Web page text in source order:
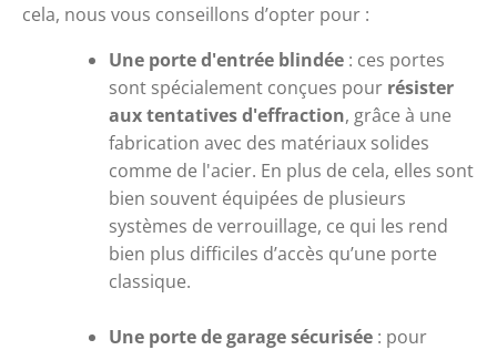
cela, nous vous conseillons d’opter pour :
Une porte d'entrée blindée : ces portes
sont spécialement conçues pour résister
aux tentatives d'effraction, grâce à une
fabrication avec des matériaux solides
comme de l'acier. En plus de cela, elles sont
bien souvent équipées de plusieurs
systèmes de verrouillage, ce qui les rend
bien plus difficiles d’accès qu’une porte
classique.
Une porte de garage sécurisée : pour